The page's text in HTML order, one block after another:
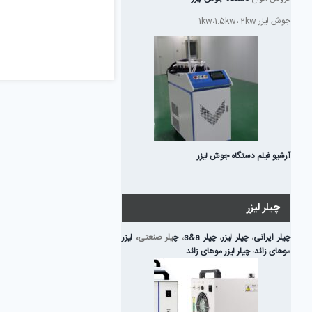
جوش لیزر 1kw،1.5kw، 2kw
آرشیو فیلم دستگاه جوش لیزر
چیلر لیزر
چیلر ایرانی،چیلر لیزر،چیلر s&a ،چیلر صنعتی، لیزر
موهای زائد،چیلر لیزر موهای زائد